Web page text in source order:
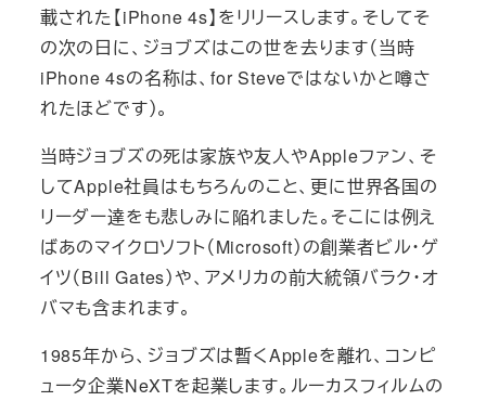
載された【iPhone 4s】をリリースします。そしてそ
の次の日に、ジョブズはこの世を去ります（当時
iPhone 4sの名称は、for Steveではないかと噂さ
れたほどです）。
当時ジョブズの死は家族や友人やAppleファン、そ
してApple社員はもちろんのこと、更に世界各国の
リーダー達をも悲しみに陥れました。そこには例え
ばあのマイクロソフト（Microsoft）の創業者ビル・ゲ
イツ（Bill Gates）や、アメリカの前大統領バラク・オ
バマも含まれます。
1985年から、ジョブズは暫くAppleを離れ、コンピ
ュータ企業NeXTを起業します。ルーカスフィルムの